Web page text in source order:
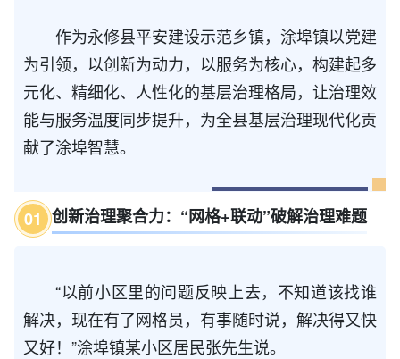
作为永修县平安建设示范乡镇，涂埠镇以党建
为引领，以创新为动力，以服务为核心，构建起多
元化、精细化、人性化的基层治理格局，让治理效
能与服务温度同步提升，为全县基层治理现代化贡
献了涂埠智慧。
01 创新治理聚合力：“网格+联动”破解治理难题
“以前小区里的问题反映上去，不知道该找谁
解决，现在有了网格员，有事随时说，解决得又快
又好！”涂埠镇某小区居民张先生说。